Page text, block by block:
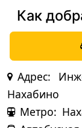
Как
Адрес:
Нахабино
Метро: